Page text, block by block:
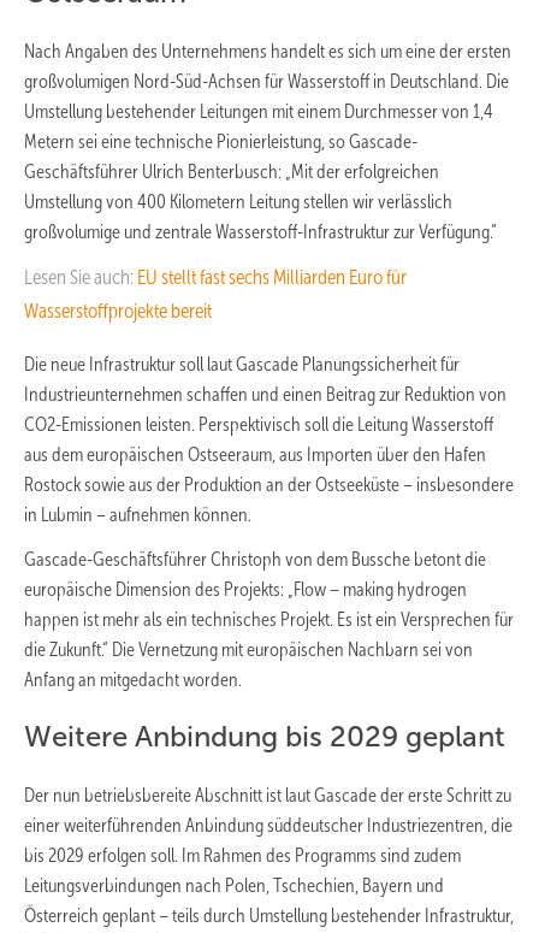
Nach Angaben des Unternehmens handelt es sich um eine der ersten
großvolumigen Nord-Süd-Achsen für Wasserstoff in Deutschland. Die
Umstellung bestehender Leitungen mit einem Durchmesser von 1,4
Metern sei eine technische Pionierleistung, so Gascade-
Geschäftsführer Ulrich Benterbusch: „Mit der erfolgreichen
Umstellung von 400 Kilometern Leitung stellen wir verlässlich
großvolumige und zentrale Wasserstoff-Infrastruktur zur Verfügung.“
Lesen Sie auch: EU stellt fast sechs Milliarden Euro für
Wasserstoffprojekte bereit
Die neue Infrastruktur soll laut Gascade Planungssicherheit für
Industrieunternehmen schaffen und einen Beitrag zur Reduktion von
CO2-Emissionen leisten. Perspektivisch soll die Leitung Wasserstoff
aus dem europäischen Ostseeraum, aus Importen über den Hafen
Rostock sowie aus der Produktion an der Ostseeküste – insbesondere
in Lubmin – aufnehmen können.
Gascade-Geschäftsführer Christoph von dem Bussche betont die
europäische Dimension des Projekts: „Flow – making hydrogen
happen ist mehr als ein technisches Projekt. Es ist ein Versprechen für
die Zukunft.“ Die Vernetzung mit europäischen Nachbarn sei von
Anfang an mitgedacht worden.
Weitere Anbindung bis 2029 geplant
Der nun betriebsbereite Abschnitt ist laut Gascade der erste Schritt zu
einer weiterführenden Anbindung süddeutscher Industriezentren, die
bis 2029 erfolgen soll. Im Rahmen des Programms sind zudem
Leitungsverbindungen nach Polen, Tschechien, Bayern und
Österreich geplant – teils durch Umstellung bestehender Infrastruktur,